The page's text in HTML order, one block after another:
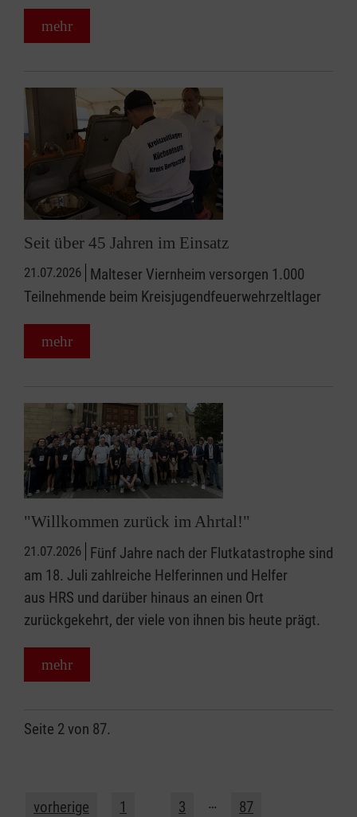
mehr
Seit über 45 Jahren im Einsatz
21.07.2026 Malteser Viernheim versorgen 1.000
Teilnehmende beim Kreisjugendfeuerwehrzeltlager
mehr
"Willkommen zurück im Ahrtal!"
21.07.2026 Fünf Jahre nach der Flutkatastrophe sind
am 18. Juli zahlreiche Helferinnen und Helfer
aus HRS und darüber hinaus an einen Ort
zurückgekehrt, der viele von ihnen bis heute prägt.
mehr
Seite 2 von 87.
vorherige 1 3 … 87